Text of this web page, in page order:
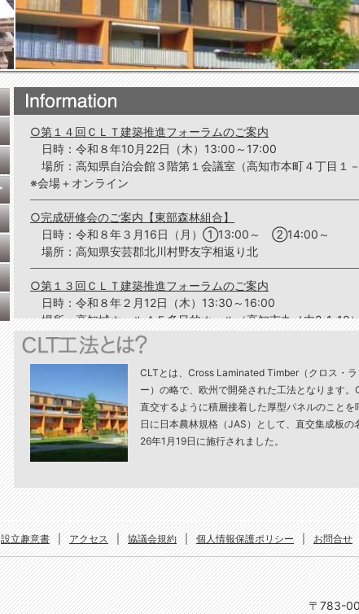
○第１４回ＣＬＴ建築推進フォーラムのご案内
日時：令和８年10月22日（木）13:00～17:00
場所：高知県自治会館３階第１会議室（高知市本町４丁目１
※会場＋オンライン
○完成研修会のご案内【東部森林組合】
日時：令和８年３月16日（月）①13:00～ ②14:00～
場所：高知県安芸郡北川村野友字相返り北
○第１３回ＣＬＴ建築推進フォーラムのご案内
日時：令和８年２月12日（木）13:30～16:00
場所：高知城ホール４Ｆ多目的ホール（高知市丸ノ内2-1-10
○完成研修会のご案内【南国市立図書館】
日時：令和８年１月15日（木）①10:00～ ②11:00～
場所：高知県南国市駅前町３丁目１番２号
○ＣＬＴセミナー in Kochiのご案内
日 時：令和7年5月15日（木）１４：３０～１６:００（開場
場 所：高知城ホール（高知市丸ノ内２丁目１－１０） ２
○完成研修会のご案内【X-ino（４階建集合住宅）】
日時：令和７年３月15日（土）①10:00～ ②14:00～
場所：高知県吾川郡いの町334-2 X-ino（シーノ）
○完成研修会のご案内【具同保育所】
日時：令和７年２月８日（土）①11:00～ ②13:30～
場所：高知県四万十市具同田黒１丁目 具同保育所
CLTとは、Cross Laminated Timber（クロス・
ー）の略で、欧州で開発された工法となります
直交するように積層接着した厚型パネルのこと
日に日本農林規格（JAS）として、直交集成板の
26年1月19日に施行されました。
設立趣意書 | アクセス | 協議会規約 | 個人情報保護ポリシー | お問合せ
〒783-